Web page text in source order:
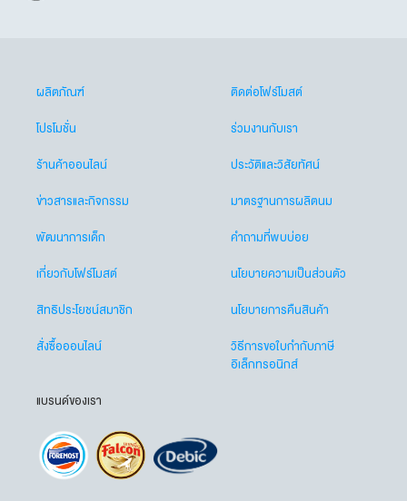
ผลิตภัณฑ์
โปรโมชั่น
ร้านค้าออนไลน์
ข่าวสารและกิจกรรม
พัฒนาการเด็ก
เกี่ยวกับโฟร์โมสต์
สิทธิประโยชน์สมาชิก
สั่งซื้อออนไลน์
ติดต่อโฟร์โมสต์
ร่วมงานกับเรา
ประวัติและวิสัยทัศน์
มาตรฐานการผลิตนม
คำถามที่พบบ่อย
นโยบายความเป็นส่วนตัว
นโยบายการคืนสินค้า
วิธีการขอใบกำกับภาษี
อิเล็กทรอนิกส์
แบรนด์ของเรา